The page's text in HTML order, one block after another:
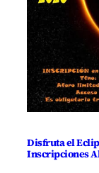
Disfruta el
Inscripciones